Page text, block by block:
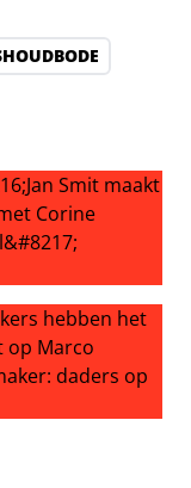
de
maakt relatie met